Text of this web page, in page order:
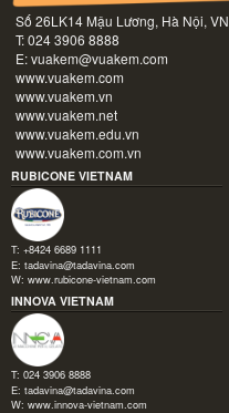
Số 26LK14 Mậu Lương, Hà Nội, VN
T: 024 3906 8888
E:vuakem@vuakem.com
www.vuakem.com
www.vuakem.vn
www.vuakem.net
www.vuakem.edu.vn
www.vuakem.com.vn
RUBICONE VIETNAM
T: +8424 6689 1111
E: tadavina@tadavina.com
W: www.rubicone-vietnam.com
INNOVA VIETNAM
T: 024 3906 8888
E: tadavina@tadavina.com
W: www.innova-vietnam.com